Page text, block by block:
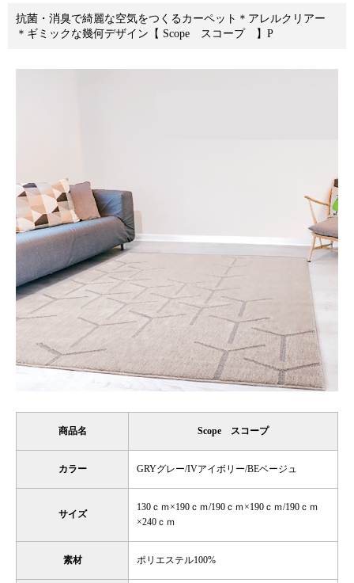
抗菌・消臭で綺麗な空気をつくるカーペット＊アレルクリアー
＊ギミックな幾何デザイン【 Scope スコープ 】P
商品名 Scope スコープ
カラー GRYグレー/IVアイボリー/BEベージュ
サイズ
130ｃｍ×190ｃｍ/190ｃｍ×190ｃｍ/190ｃｍ
×240ｃｍ
素材 ポリエステル100%